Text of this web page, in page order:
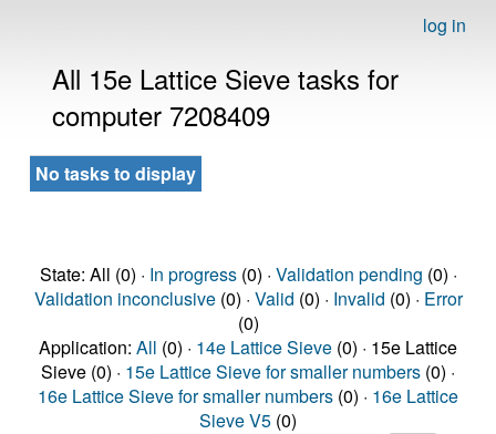
log in
All 15e Lattice Sieve tasks for
computer 7208409
No tasks to display
State: All (0) · In progress(0) · Validation pending (0) ·
Validation inconclusive(0) · Valid (0) · Invalid (0) · Error
(0)
Application: All (0) · 14e Lattice Sieve (0) · 15e Lattice
Sieve (0) · 15e Lattice Sieve for smaller numbers (0) ·
16e Lattice Sieve for smaller numbers (0) · 16e Lattice
Sieve V5 (0)